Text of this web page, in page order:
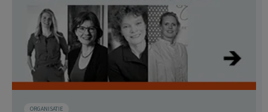
ORGANISATIE